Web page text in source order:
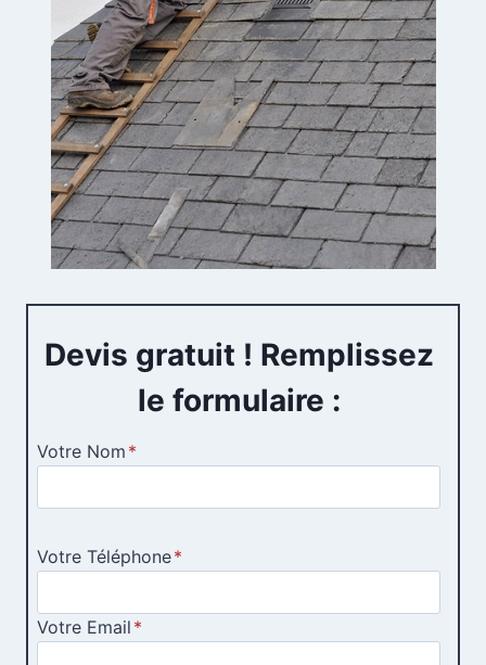
Devis gratuit ! Remplissez
le formulaire :
Votre Nom *
Votre Téléphone*
Votre Email *